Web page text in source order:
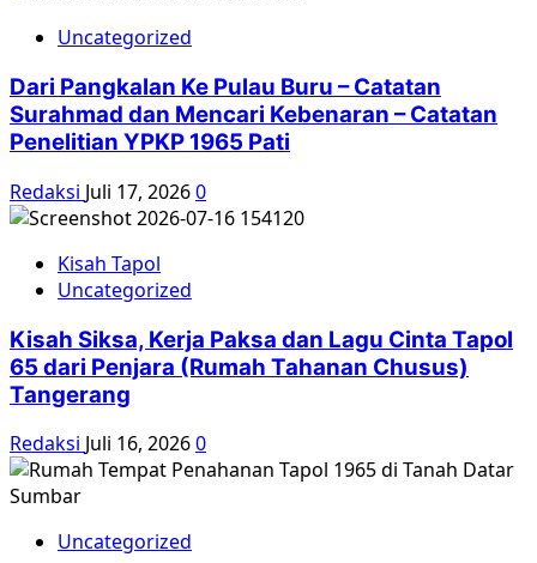
Uncategorized
Dari Pangkalan Ke Pulau Buru – Catatan
Surahmad dan Mencari Kebenaran – Catatan
Penelitian YPKP 1965 Pati
Redaksi Juli 17, 20260
Kisah Tapol
Uncategorized
Kisah Siksa, Kerja Paksa dan Lagu Cinta Tapol
65 dari Penjara (Rumah Tahanan Chusus)
Tangerang
Redaksi Juli 16, 20260
Uncategorized